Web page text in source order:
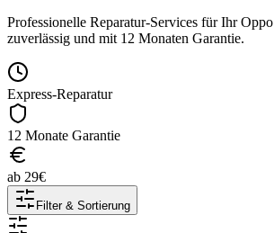
Professionelle Reparatur-Services für IhrOppo
zuverlässig und mit 12 Monaten Garantie.
Express-Reparatur
12 Monate Garantie
ab 29€
Filter & Sortierung